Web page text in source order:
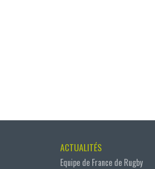
ACTUALITÉS
Equipe de France de Rugby